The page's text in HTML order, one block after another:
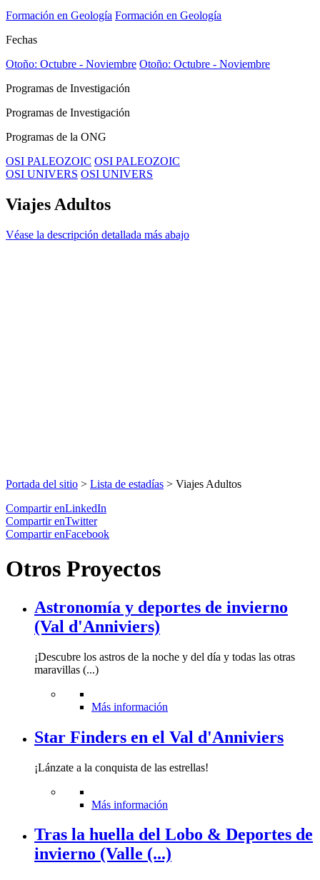
Formación en Geología Formación en Geología
Fechas
Otoño: Octubre - Noviembre Otoño: Octubre - Noviembre
Programas de Investigación
Programas de Investigación
Programas de la ONG
OSI PALEOZOIC OSI PALEOZOIC
OSI UNIVERS OSI UNIVERS
Viajes Adultos
Véase la descripción detallada más abajo
Portada del sitio > Lista de estadías > Viajes Adultos
Compartir enLinkedIn
Compartir enTwitter
Compartir enFacebook
Otros Proyectos
Astronomía y deportes de invierno
(Val d'Anniviers)
¡Descubre los astros de la noche y del día y todas las otras
maravillas (...)
Más información
Star Finders en el Val d'Anniviers
¡Lánzate a la conquista de las estrellas!
Más información
Tras la huella del Lobo & Deportes de
invierno (Valle (...)